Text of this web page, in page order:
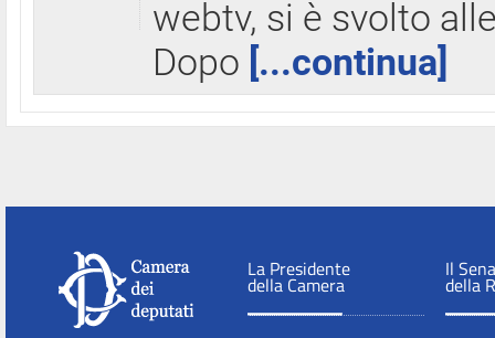
webtv, si è svolto
Dopo [...continua]
La Presidente
della Camera
Il
della